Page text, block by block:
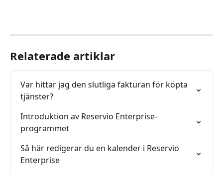
Relaterade artiklar
Var hittar jag den slutliga fakturan för köpta
tjänster?
Introduktion av Reservio Enterprise-
programmet
Så här redigerar du en kalender i Reservio
Enterprise